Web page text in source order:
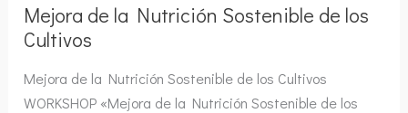
Mejora de la Nutrición Sostenible de los
Cultivos
Mejora de la Nutrición Sostenible de los Cultivos
WORKSHOP «Mejora de la Nutrición Sostenible de los